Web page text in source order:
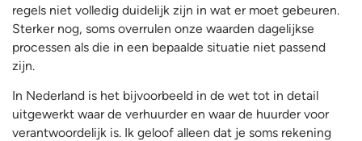
regels niet volledig duidelijk zijn in wat er moet gebeuren.
Sterker nog, soms overrulen onze waarden dagelijkse
processen als die in een bepaalde situatie niet passend
zijn.
In Nederland is het bijvoorbeeld in de wet tot in detail
uitgewerkt waar de verhuurder en waar de huurder voor
verantwoordelijk is. Ik geloof alleen dat je soms rekening